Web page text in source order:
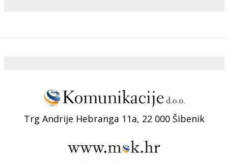
Trg Andrije Hebranga 11a, 22 000 Šibenik